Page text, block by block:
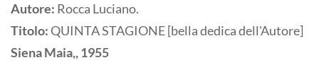
Autore: Rocca Luciano.
Titolo:QUINTA STAGIONE [bella dedica dell'Autore]
SienaMaia,,1955